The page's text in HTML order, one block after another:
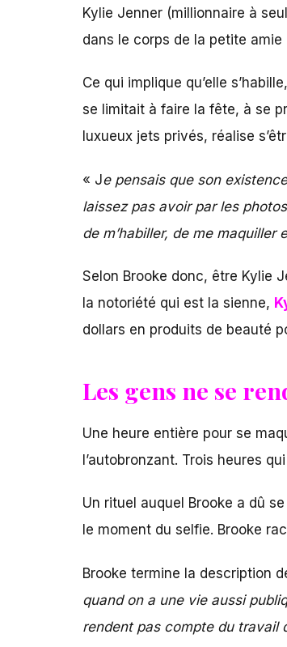
Kylie Jenner (millionnaire à
dans le corps de la petite amie
Ce qui implique qu’elle
se limitait à faire la fête, à se
luxueux jets privés, réalise
« Je pensais que son
lais­sez pas avoir par les
de m’ha­biller, de me maquiller
Selon Brooke donc, être Kylie
la notoriété qui est la sienne,
dollars en produits de beauté
Les gens ne se
Une heure entière pour se
l’autobronzant. Trois heures
Un rituel auquel Brooke a dû
le moment du selfie. Brooke
Brooke termine la description
quand on a une vie aussi
rendent pas compte du travail